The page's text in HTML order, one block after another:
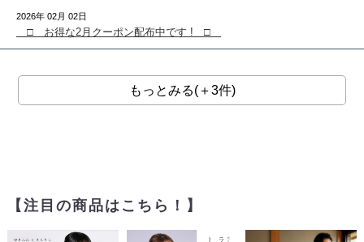
2026年 02月 02日
□ お得な2月クーポン配布中です ! □
もっとみる(＋3件)
【注目の商品はこちら！】